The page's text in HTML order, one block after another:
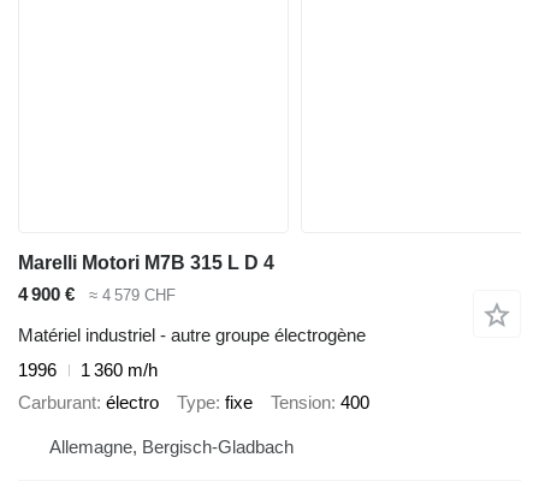
Marelli Motori M7B 315 L D 4
4 900 €
≈ 4 579 CHF
Matériel industriel - autre groupe électrogène
1996
1 360 m/h
Carburant électro Type fixe Tension 400
Allemagne, Bergisch-Gladbach